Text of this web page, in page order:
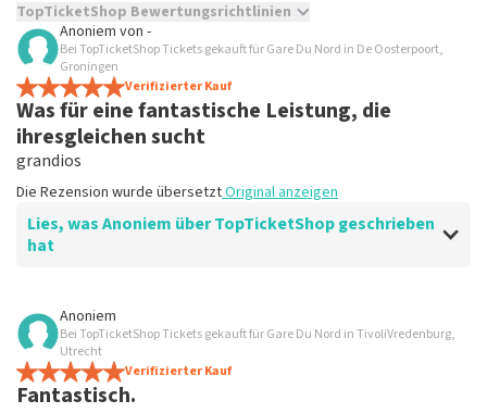
TopTicketShop Bewertungsrichtlinien
TopTicketShop sammelt Bewertungen von echten Kunden.
Es ist nicht möglich, eine Bewertung abzugeben, wenn du
keine Tickets bei TopTicketShop gekauft hast. Beiträge mit
beleidigender Sprache und/oder falschen Angaben werden
nicht veröffentlicht. Es kann einige Wochen dauern, bis eine
Bewertung veröffentlicht wird.
Anoniem von -
Bei TopTicketShop Tickets gekauft für Gare Du Nord in De Oosterpoort,
Groningen
Verifizierter Kauf
Was für eine fantastische Leistung, die
ihresgleichen sucht
grandios
Die Rezension wurde übersetztOriginal anzeigen
Lies, was Anoniem über TopTicketShop geschrieben
hat
Bewertung von Anoniem über
Gipfeltreffen
Einfach zu buchen
Die Rezension wurde übersetzt
Anoniem
Bei TopTicketShop Tickets gekauft für Gare Du Nord in TivoliVredenburg,
Utrecht
Verifizierter Kauf
Fantastisch.